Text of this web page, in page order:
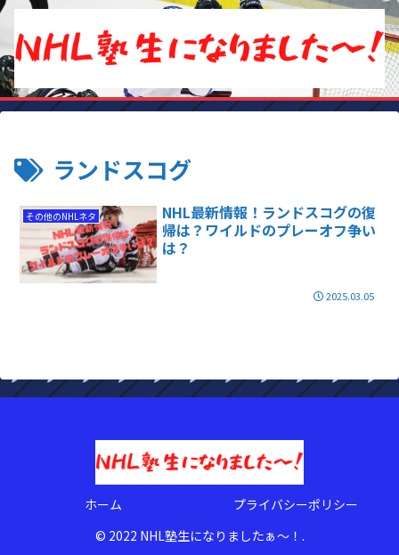
ランドスコグ
その他のNHLネタ
NHL最新情報！ランドスコグの復
帰は？ワイルドのプレーオフ争い
は？
2025.03.05
ホーム
プライバシーポリシー
© 2022 NHL塾生になりましたぁ〜！.